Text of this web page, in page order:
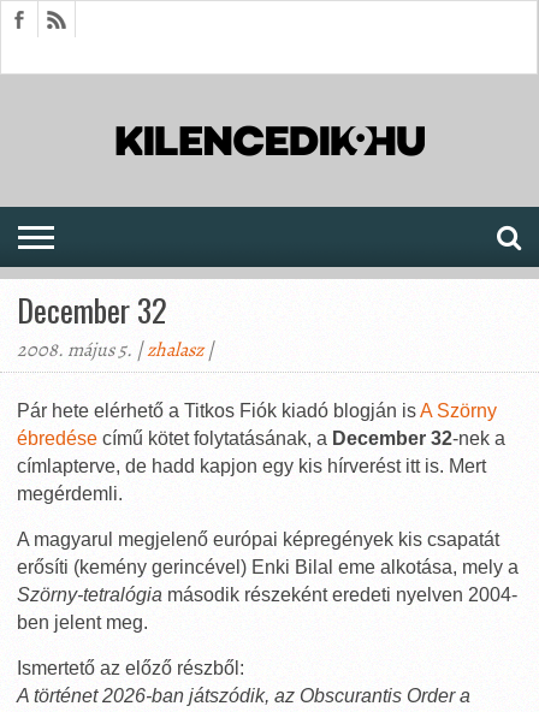
December 32
2008. május 5. |zhalasz|
Pár hete elérhető a Titkos Fiók kiadó blogján isA Szörny
ébredése című kötet folytatásának, a December 32-nek a
címlapterve, de hadd kapjon egy kis hírverést itt is. Mert
megérdemli.
A magyarul megjelenő európai képregények kis csapatát
erősíti (kemény gerincével) Enki Bilal eme alkotása, mely a
Szörny-tetralógia második részeként eredeti nyelven 2004-
ben jelent meg.
Ismertető az előző részből:
A történet 2026-ban játszódik, az Obscurantis Order a